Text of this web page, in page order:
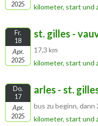
2025
kilometer, start und
Fr.
18
Apr.
2025
st. gilles -
17,3 km
kilometer, start und
Do.
17
Apr.
2025
arles - st.
bus zu beginn, dann
kilometer, start und